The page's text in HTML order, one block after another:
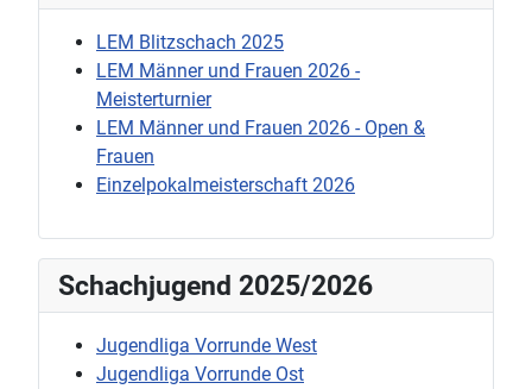
LEM Blitzschach 2025
LEM Männer und Frauen 2026 -
Meisterturnier
LEM Männer und Frauen 2026 - Open &
Frauen
Einzelpokalmeisterschaft 2026
Schachjugend 2025/2026
Jugendliga Vorrunde West
Jugendliga Vorrunde Ost